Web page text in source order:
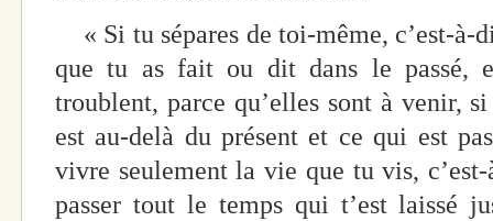
« Si tu sépares de toi-même, c’est-
que tu as fait ou dit dans le passé,
troublent, parce qu’elles sont à venir,
est au-delà du présent et ce qui est
vivre seulement la vie que tu vis,
passer tout le temps qui t’est laissé